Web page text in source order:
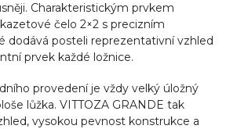
Charakteristickým prvkem
čelo 2×2 s precizním
dodává posteli reprezentativní vzhled
prvek každé ložnice.
provedení je vždy velký úložný
lůžka. VITTOZA GRANDE tak
vysokou pevnost konstrukce a